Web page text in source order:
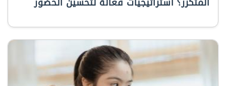
المتكرر؟ استراتيجيات فعالة لتحسين الحضور